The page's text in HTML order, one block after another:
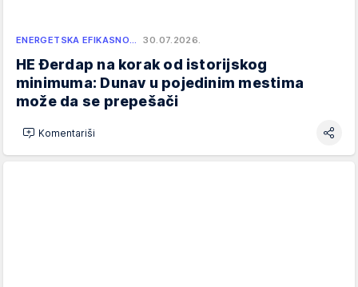
ENERGETSKA EFIKASNO… 30.07.2026.
HE Đerdap na korak od istorijskog
minimuma: Dunav u pojedinim mestima
može da se prepešači
Komentariši